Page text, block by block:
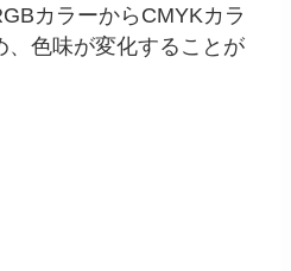
カラーからCMYKカラ
、色味が変化することが